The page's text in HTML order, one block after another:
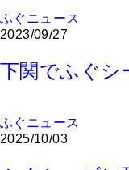
ふぐニュース
2023/09/27
下関でふぐシ
ふぐニュース
2025/10/03